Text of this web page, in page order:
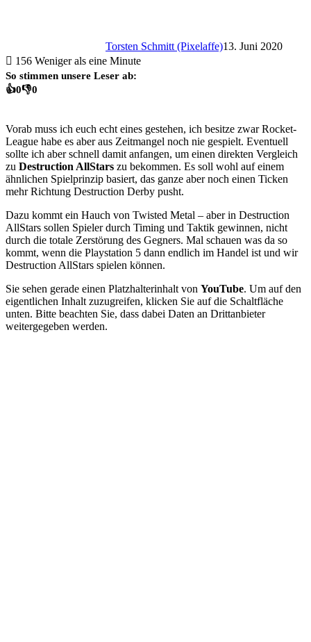
Torsten Schmitt (Pixelaffe)13. Juni 2020
156 Weniger als eine Minute
So stimmen unsere Leser ab:
👍0👎0
Vorab muss ich euch echt eines gestehen, ich besitze zwar Rocket-
League habe es aber aus Zeitmangel noch nie gespielt. Eventuell
sollte ich aber schnell damit anfangen, um einen direkten Vergleich
zu Destruction AllStars zu bekommen. Es soll wohl auf einem
ähnlichen Spielprinzip basiert, das ganze aber noch einen Ticken
mehr Richtung Destruction Derby pusht.
Dazu kommt ein Hauch von Twisted Metal – aber in Destruction
AllStars sollen Spieler durch Timing und Taktik gewinnen, nicht
durch die totale Zerstörung des Gegners. Mal schauen was da so
kommt, wenn die Playstation 5 dann endlich im Handel ist und wir
Destruction AllStars spielen können.
Sie sehen gerade einen Platzhalterinhalt von YouTube. Um auf den
eigentlichen Inhalt zuzugreifen, klicken Sie auf die Schaltfläche
unten. Bitte beachten Sie, dass dabei Daten an Drittanbieter
weitergegeben werden.